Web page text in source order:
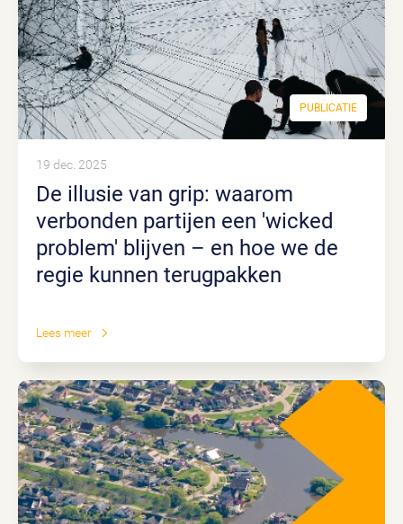
PUBLICATIE
De illusie van grip: waarom
verbonden partijen een 'wicked
problem' blijven – en hoe we de
regie kunnen terugpakken
19 dec. 2025
Lees meer